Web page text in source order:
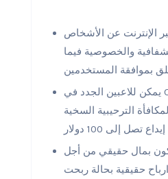
الإنترنت عن الأشخاص
والخصوصية فيما
يمكن للاعبين الجدد في OlympusBet
الترحيبية السخية
بمال حقيقي من أجل
حقيقية بحالة ربحت